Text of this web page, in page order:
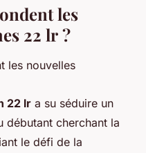
les
22 lr ?
22 lr a su séduire un
débutant cherchant la
le défi de la